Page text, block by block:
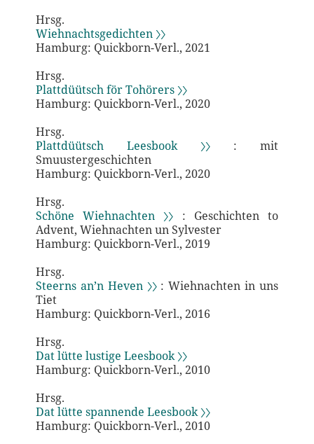
Hrsg.
Wiehnachtsgedichten 〉〉
Hamburg: Quickborn-Verl., 2021
Hrsg.
Plattdüütsch för Tohörers 〉〉
Hamburg: Quickborn-Verl., 2020
Hrsg.
Plattdüütsch Leesbook 〉〉 : mit
Smuustergeschichten
Hamburg: Quickborn-Verl., 2020
Hrsg.
Schöne Wiehnachten 〉〉 : Geschichten to
Advent, Wiehnachten un Sylvester
Hamburg: Quickborn-Verl., 2019
Hrsg.
Steerns an’n Heven 〉〉: Wiehnachten in uns
Tiet
Hamburg: Quickborn-Verl., 2016
Hrsg.
Dat lütte lustige Leesbook 〉〉
Hamburg: Quickborn-Verl., 2010
Hrsg.
Dat lütte spannende Leesbook 〉〉
Hamburg: Quickborn-Verl., 2010